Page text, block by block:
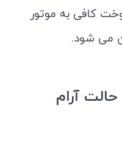
کافی به موتور
می‌ شود.
آرام